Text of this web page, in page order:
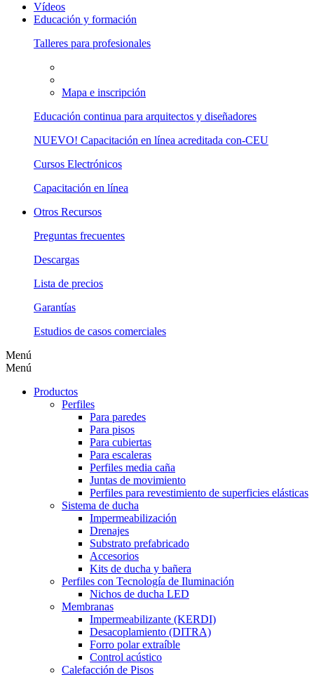
Vídeos
Educación y formación
Talleres para profesionales
Mapa e inscripción
Educación continua para arquitectos y diseñadores
NUEVO! Capacitación en línea acreditada con-CEU
Cursos Electrónicos
Capacitación en línea
Otros Recursos
Preguntas frecuentes
Descargas
Lista de precios
Garantías
Estudios de casos comerciales
Menú
Menú
Productos
Perfiles
Para paredes
Para pisos
Para cubiertas
Para escaleras
Perfiles media caña
Juntas de movimiento
Perfiles para revestimiento de superficies elásticas
Sistema de ducha
Impermeabilización
Drenajes
Substrato prefabricado
Accesorios
Kits de ducha y bañera
Perfiles con Tecnología de Iluminación
Nichos de ducha LED
Membranas
Impermeabilizante (KERDI)
Desacoplamiento (DITRA)
Forro polar extraíble
Control acústico
Calefacción de Pisos